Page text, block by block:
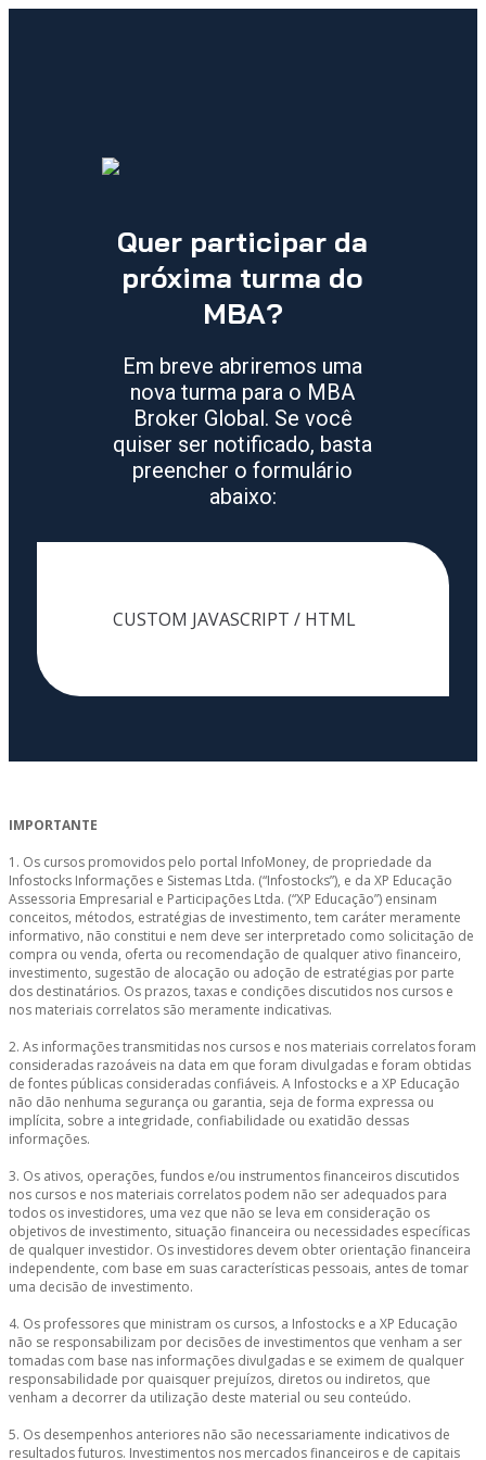
Quer participar da
próxima turma do
MBA?
Em breve abriremos uma
nova turma para o MBA
Broker Global. Se você
quiser ser notificado, basta
preencher o formulário
abaixo:
CUSTOM JAVASCRIPT / HTML
IMPORTANTE
1. Os cursos promovidos pelo portal InfoMoney, de propriedade da
Infostocks Informações e Sistemas Ltda. (“Infostocks”), e da XP Educação
Assessoria Empresarial e Participações Ltda. (“XP Educação”) ensinam
conceitos, métodos, estratégias de investimento, tem caráter meramente
informativo, não constitui e nem deve ser interpretado como solicitação de
compra ou venda, oferta ou recomendação de qualquer ativo financeiro,
investimento, sugestão de alocação ou adoção de estratégias por parte
dos destinatários. Os prazos, taxas e condições discutidos nos cursos e
nos materiais correlatos são meramente indicativas.
2. As informações transmitidas nos cursos e nos materiais correlatos foram
consideradas razoáveis na data em que foram divulgadas e foram obtidas
de fontes públicas consideradas confiáveis. A Infostocks e a XP Educação
não dão nenhuma segurança ou garantia, seja de forma expressa ou
implícita, sobre a integridade, confiabilidade ou exatidão dessas
informações.
3. Os ativos, operações, fundos e/ou instrumentos financeiros discutidos
nos cursos e nos materiais correlatos podem não ser adequados para
todos os investidores, uma vez que não se leva em consideração os
objetivos de investimento, situação financeira ou necessidades específicas
de qualquer investidor. Os investidores devem obter orientação financeira
independente, com base em suas características pessoais, antes de tomar
uma decisão de investimento.
4. Os professores que ministram os cursos, a Infostocks e a XP Educação
não se responsabilizam por decisões de investimentos que venham a ser
tomadas com base nas informações divulgadas e se eximem de qualquer
responsabilidade por quaisquer prejuízos, diretos ou indiretos, que
venham a decorrer da utilização deste material ou seu conteúdo.
5. Os desempenhos anteriores não são necessariamente indicativos de
resultados futuros. Investimentos nos mercados financeiros e de capitais